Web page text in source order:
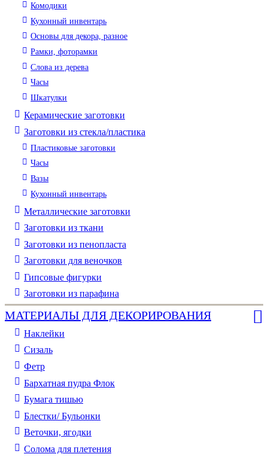
Комодики
Кухонный инвентарь
Основы для декора, разное
Рамки, фоторамки
Слова из дерева
Часы
Шкатулки
Керамические заготовки
Заготовки из стекла/пластика
Пластиковые заготовки
Часы
Вазы
Кухонный инвентарь
Металлические заготовки
Заготовки из ткани
Заготовки из пенопласта
Заготовки для веночков
Гипсовые фигурки
Заготовки из парафина
МАТЕРИАЛЫ ДЛЯ ДЕКОРИРОВАНИЯ
Наклейки
Сизаль
Фетр
Бархатная пудра Флок
Бумага тишью
Блестки/ Бульонки
Веточки, ягодки
Солома для плетения